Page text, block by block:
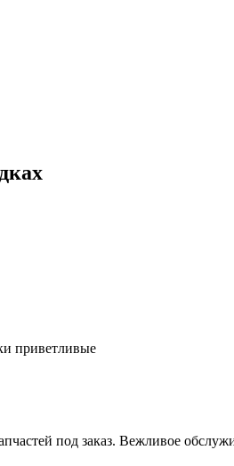
приветливые
под заказ. Вежливое